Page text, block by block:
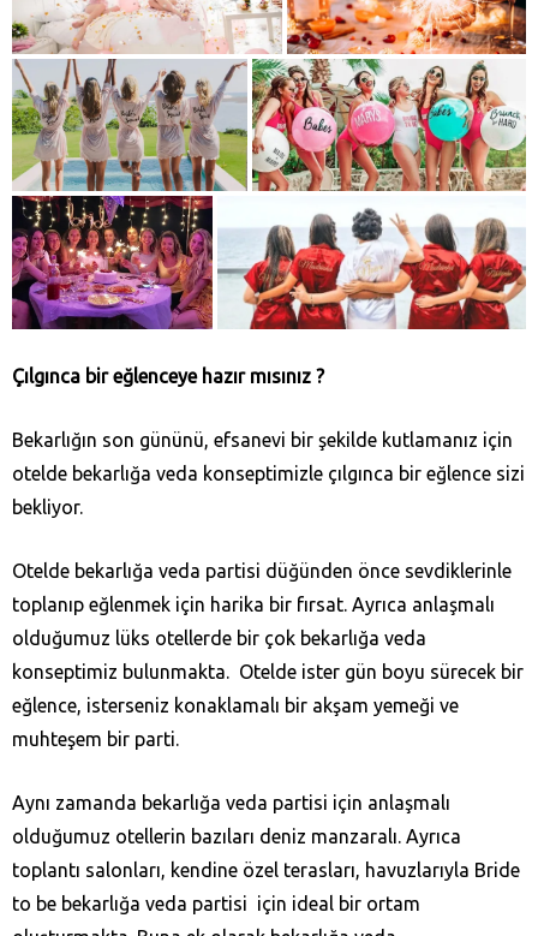
Çılgınca bir eğlenceye hazır mısınız ?
Bekarlığın son gününü, efsanevi bir şekilde kutlamanız için
otelde bekarlığa veda konseptimizle çılgınca bir eğlence sizi
bekliyor.
Otelde bekarlığa veda partisi düğünden önce sevdiklerinle
toplanıp eğlenmek için harika bir fırsat. Ayrıca anlaşmalı
olduğumuz lüks otellerde bir çok bekarlığa veda
konseptimiz bulunmakta. Otelde ister gün boyu sürecek bir
eğlence, isterseniz konaklamalı bir akşam yemeği ve
muhteşem bir parti.
Aynı zamanda bekarlığa veda partisi için anlaşmalı
olduğumuz otellerin bazıları deniz manzaralı. Ayrıca
toplantı salonları, kendine özel terasları, havuzlarıyla Bride
to be bekarlığa veda partisi için ideal bir ortam